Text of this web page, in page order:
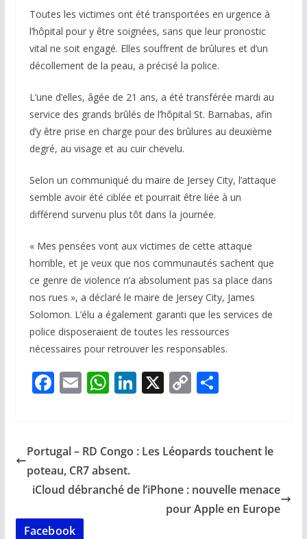
Toutes les victimes ont été transportées en urgence à
l’hôpital pour y être soignées, sans que leur pronostic
vital ne soit engagé. Elles souffrent de brûlures et d’un
décollement de la peau, a précisé la police.
L’une d’elles, âgée de 21 ans, a été transférée mardi au
service des grands brûlés de l’hôpital St. Barnabas, afin
d’y être prise en charge pour des brûlures au deuxième
degré, au visage et au cuir chevelu.
Selon un communiqué du maire de Jersey City, l’attaque
semble avoir été ciblée et pourrait être liée à un
différend survenu plus tôt dans la journée.
« Mes pensées vont aux victimes de cette attaque
horrible, et je veux que nos communautés sachent que
ce genre de violence n’a absolument pas sa place dans
nos rues », a déclaré le maire de Jersey City, James
Solomon. L’élu a également garanti que les services de
police disposeraient de toutes les ressources
nécessaires pour retrouver les responsables.
F
b
o
o
k
E
l
W
s
A
p
Li
e
n
X C
y
n
k
P
g
Portugal – RD Congo : Les Léopards touchent le
poteau, CR7 absent.
iCloud débranché de l’iPhone : nouvelle menace
pour Apple en Europe
Facebook